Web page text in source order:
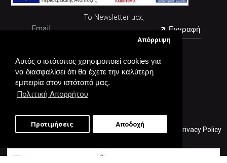
Αυτός ο ιστότοπος χρησιμοποιεί cookies για
να διασφαλίσει ότι θα έχετε την καλύτερη
εμπειρία στον ιστότοπό μας.
Πολιτική Απορρήτου
Απόρριψη
Προτιμήσεις Αποδοχή
Το Newsletter μας
Εγγραφή
©2026 LaBlanca. All Rights Reserved. |
Κατασκευή eshop
This site is protected by reCAPTCHA and the Google
Privacy Policy